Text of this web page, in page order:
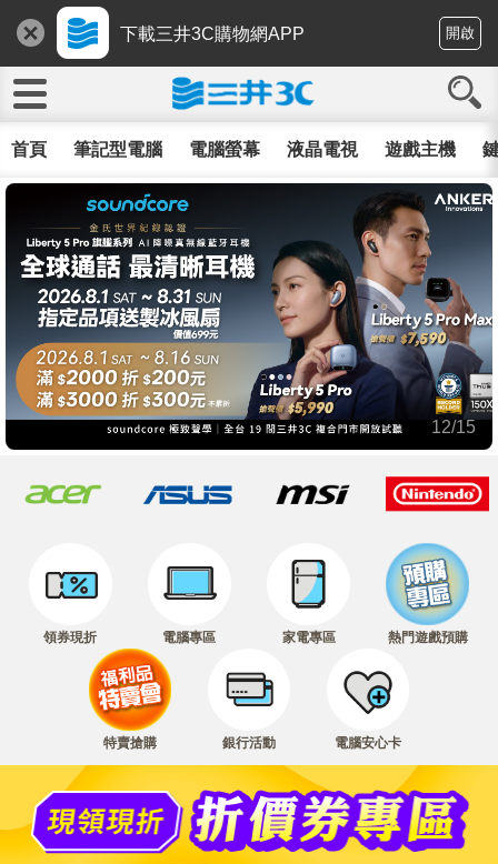
下載三井3C購物網APP 開啟
首頁 筆記型電腦 電腦螢幕 液晶電視 遊戲主機
12/15
領券現折 電腦專區 家電專區 熱門遊戲預購
特賣搶購 銀行活動 電腦安心卡